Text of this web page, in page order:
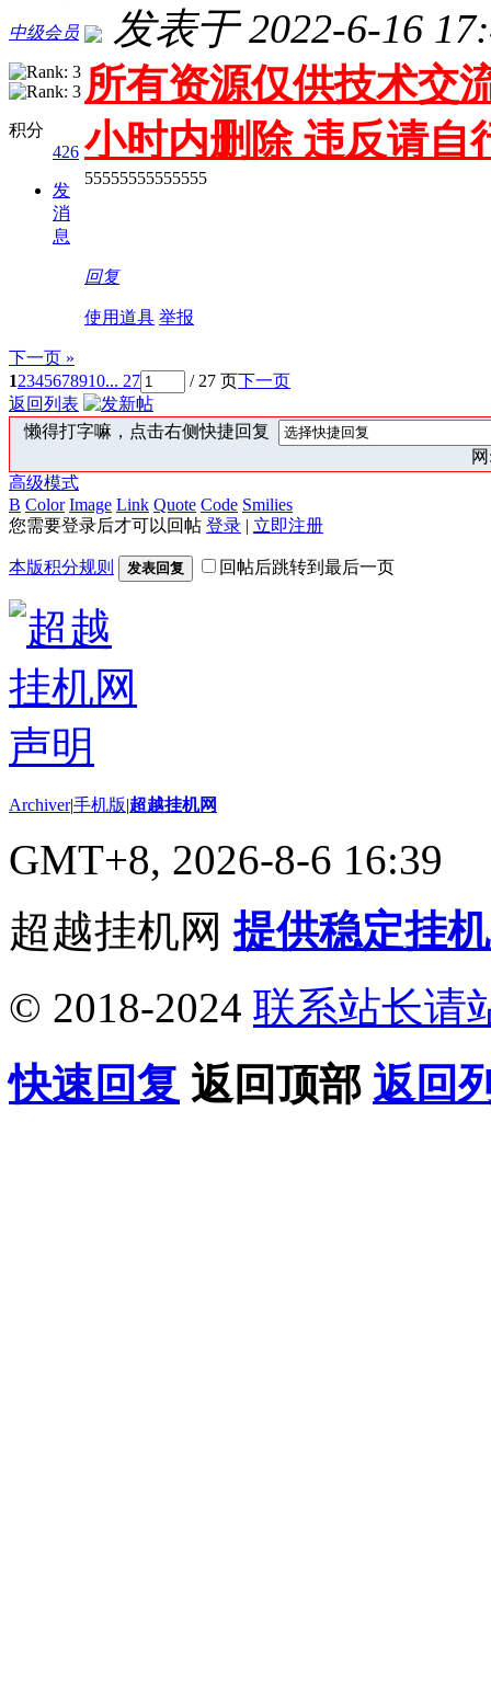
中级会员
积分
426
发
消
息
发表于 2022-6-16
所有资源仅供技术交
小时内删除 违反请自
55555555555555
回复
使用道具 举报
下一页 »
12345678910... 27 / 27 页下一页
返回列表
懒得打字嘛，点击右侧快捷回复
高级模式
B Color Image Link Quote Code Smilies
您需要登录后才可以回帖 登录 | 立即注册
本版积分规则 发表回复 回帖后跳转到最后一页
Archiver|手机版|超越挂机网
GMT+8, 2026-8-6 16:39
超越挂机网提供稳定挂
© 2018-2024 联系站长请
快速回复 返回顶部 返回